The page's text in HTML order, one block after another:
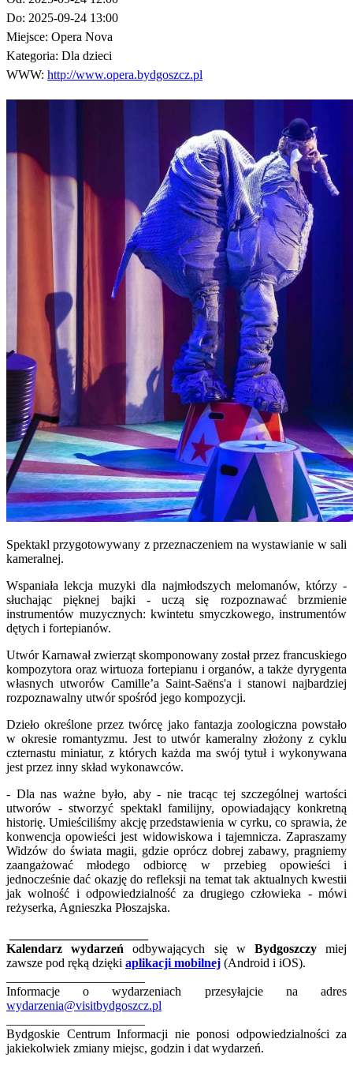
Do: 2025-09-24 13:00
Miejsce: Opera Nova
Kategoria: Dla dzieci
WWW: http://www.opera.bydgoszcz.pl
Spektakl przygotowywany z przeznaczeniem na wystawianie w sali
kameralnej.
Wspaniała lekcja muzyki dla najmłodszych melomanów, którzy -
słuchając pięknej bajki - uczą się rozpoznawać brzmienie
instrumentów muzycznych: kwintetu smyczkowego, instrumentów
dętych i fortepianów.
Utwór Karnawał zwierząt skomponowany został przez francuskiego
kompozytora oraz wirtuoza fortepianu i organów, a także dyrygenta
własnych utworów Camille’a Saint-Saëns'a i stanowi najbardziej
rozpoznawalny utwór spośród jego kompozycji.
Dzieło określone przez twórcę jako fantazja zoologiczna powstało
w okresie romantyzmu. Jest to utwór kameralny złożony z cyklu
czternastu miniatur, z których każda ma swój tytuł i wykonywana
jest przez inny skład wykonawców.
- Dla nas ważne było, aby - nie tracąc tej szczególnej wartości
utworów - stworzyć spektakl familijny, opowiadający konkretną
historię. Umieściliśmy akcję przedstawienia w cyrku, co sprawia, że
konwencja opowieści jest widowiskowa i tajemnicza. Zapraszamy
Widzów do świata magii, gdzie oprócz dobrej zabawy, pragniemy
zaangażować młodego odbiorcę w przebieg opowieści i
jednocześnie dać okazję do refleksji na temat tak aktualnych kwestii
jak wolność i odpowiedzialność za drugiego człowieka - mówi
reżyserka, Agnieszka Płoszajska.
Kalendarz wydarzeń odbywających się w Bydgoszczymiej
zawsze pod ręką dzięki aplikacji mobilnej (Android i iOS).
Informacje o wydarzeniach przesyłajcie na adres
wydarzenia@visitbydgoszcz.pl
Bydgoskie Centrum Informacji nie ponosi odpowiedzialności za
jakiekolwiek zmiany miejsc, godzin i dat wydarzeń.